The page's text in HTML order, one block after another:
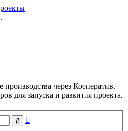
производства через Кооператив.
для запуска и развития проекта.
Поиск